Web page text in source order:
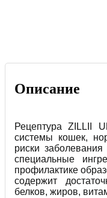
Описание
Рецептура ZILLII
системы кошек,
риски
специальные
профилактике
содержит
белков, жиров,